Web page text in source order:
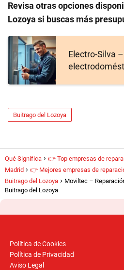
Revisa otras opciones
Lozoya si buscas más
Electro-Silva
Buitrago del Lozoya
Qué Significa
👉 Top empresas de
Madrid
👉 Mejores empresas de
Buitrago del Lozoya
Moviltec –
Buitrago del Lozoya
Política de Cookies
Política de Privacidad
Aviso Legal